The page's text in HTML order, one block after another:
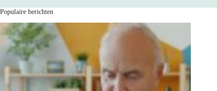
Populaire berichten